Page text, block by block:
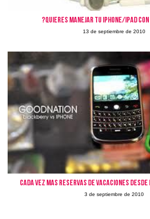
?Quieres manejar tu iPhone/iPad
13 de septiembre de 2010
Cada vez mas reservas de vacaciones
3 de septiembre de 2010